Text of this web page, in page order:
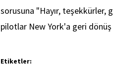
sorusuna "Hayır, teşekkürler,
pilotlar New York'a geri
Etiketler: